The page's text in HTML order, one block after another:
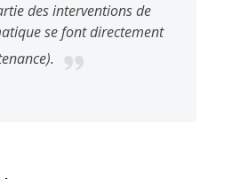
des interventions de
se font directement